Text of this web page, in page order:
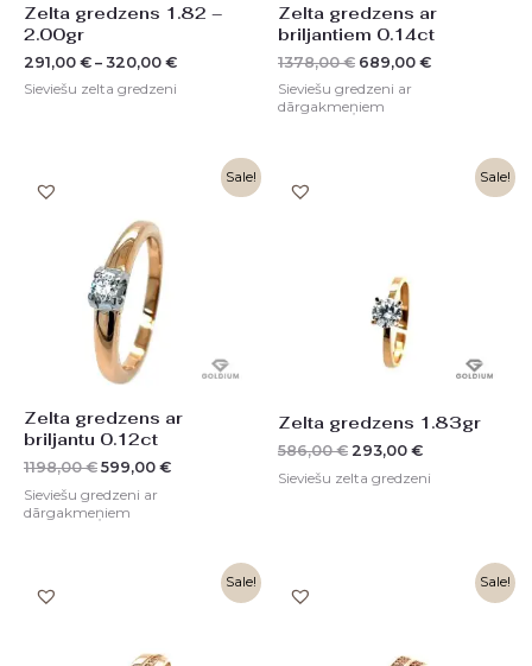
Zelta gredzens 1.82 –
2.00gr
291,00 € – 320,00 €
Sieviešu zelta gredzeni
Zelta gredzens ar
briljantiem 0.14ct
1378,00€ 689,00 €
Sieviešu gredzeni ar
dārgakmeņiem
Sale!
Zelta gredzens ar
briljantu 0.12ct
1198,00€
1198,00 €.
599,00 €
Current
Sieviešu gredzeni ar
dārgakmeņiem
Sale!
Zelta gredzens 1.83gr
586,00€ 293,00 €
Current
Sieviešu zelta gredzeni
Sale! Sale!